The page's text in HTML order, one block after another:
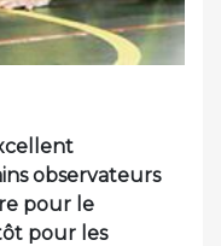
observateurs
pour le
pour les